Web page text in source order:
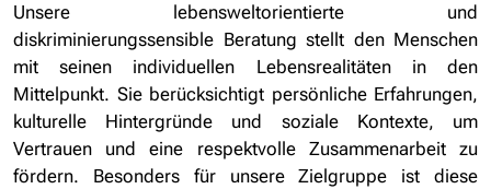
Unsere lebensweltorientierte und
diskriminierungssensible Beratung stellt den Menschen
mit seinen individuellen Lebensrealitäten in den
Mittelpunkt. Sie berücksichtigt persönliche Erfahrungen,
kulturelle Hintergründe und soziale Kontexte, um
Vertrauen und eine respektvolle Zusammenarbeit zu
fördern. Besonders für unsere Zielgruppe ist diese